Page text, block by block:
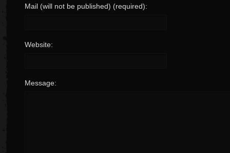
Mail (will not be published) (required):
Website:
Message: